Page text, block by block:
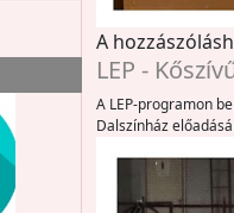
A
LEP -
A LEP-programon
Dalszínház